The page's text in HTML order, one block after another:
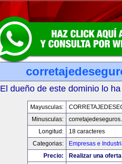
El dueño de este dominio lo
Mayusculas:
Minusculas:
Longitud:
18 caracteres
Categorias:
Empresas e
Precio:
Realizar una